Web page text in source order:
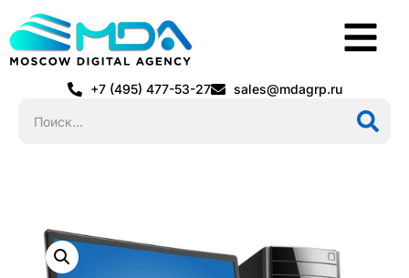
+7 (495) 477-53-27 sales@mdagrp.ru